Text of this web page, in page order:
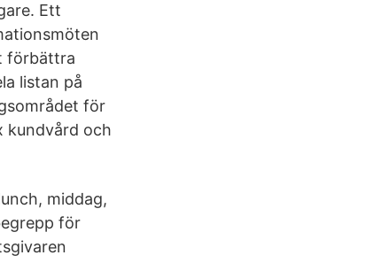
Ett
förbättra
listan på
för
kundvård och
middag,
för